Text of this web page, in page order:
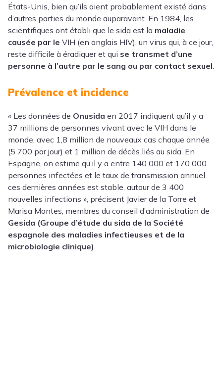
États-Unis, bien qu’ils aient probablement existé dans
d’autres parties du monde auparavant. En 1984, les
scientifiques ont établi que le sida est la maladie
causée par le VIH (en anglais HIV), un virus qui, à ce jour,
reste difficile à éradiquer et qui se transmet d’une
personne à l’autre par le sang ou par contact sexuel.
Prévalence et incidence
« Les données de Onusida en 2017 indiquent qu’il y a
37 millions de personnes vivant avec le VIH dans le
monde, avec 1,8 million de nouveaux cas chaque année
(5 700 par jour) et 1 million de décès liés au sida. En
Espagne, on estime qu’il y a entre 140 000 et 170 000
personnes infectées et le taux de transmission annuel
ces dernières années est stable, autour de 3 400
nouvelles infections », précisent Javier de la Torre et
Marisa Montes, membres du conseil d’administration de
Gesida (Groupe d’étude du sida de la Société
espagnole des maladies infectieuses et de la
microbiologie clinique).